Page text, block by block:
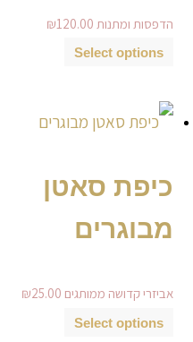
הדפסות ומתנות ₪120.00
Select options
המחיר
הנוכחי
כיפת סאטן
מבוגרים
אביזרי קדושה ממותגים ₪25.00
Select options
זה
סוגים.
ניתן